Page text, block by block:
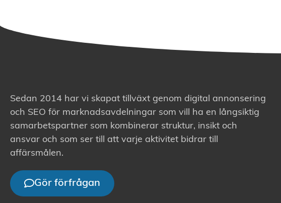
Sedan 2014 har vi skapat tillväxt genom digital annonsering
och SEO för marknadsavdelningar som vill ha en långsiktig
samarbetspartner som kombinerar struktur, insikt och
ansvar och som ser till att varje aktivitet bidrar till
affärsmålen.
Gör förfrågan